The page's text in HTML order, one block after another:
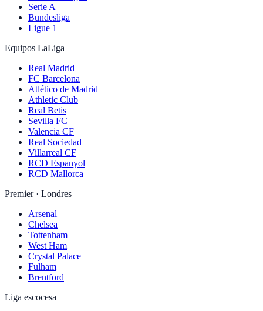
Serie A
Bundesliga
Ligue 1
Equipos LaLiga
Real Madrid
FC Barcelona
Atlético de Madrid
Athletic Club
Real Betis
Sevilla FC
Valencia CF
Real Sociedad
Villarreal CF
RCD Espanyol
RCD Mallorca
Premier · Londres
Arsenal
Chelsea
Tottenham
West Ham
Crystal Palace
Fulham
Brentford
Liga escocesa